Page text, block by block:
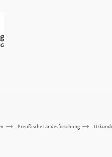
>>> Preußische Landesforschung >>>